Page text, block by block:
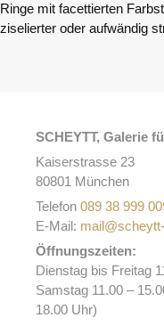
Ringe mit facettierten
ziselierter oder aufwändig
SCHEYTT, Galerie
Kaiserstrasse 23
80801 München
Telefon 089 38 999
E-Mail:
Öffnungszeiten:
Dienstag bis Freitag
Samstag 11.00 –
18.00 Uhr)